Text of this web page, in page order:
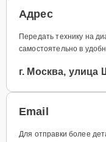
Адрес
Передать технику на
самостоятельно в
г. Москва, улица
Email
Для отправки более